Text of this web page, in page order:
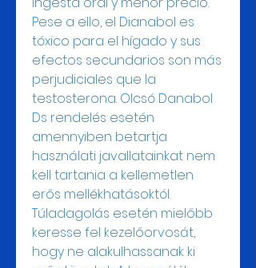
Pese a ello, el Dianabol es
tóxico para el hígado y sus
efectos secundarios son más
perjudiciales que la
testosterona. Olcsó Danabol
Ds rendelés esetén
amennyiben betartja
használati javallatainkat nem
kell tartania a kellemetlen
erős mellékhatásoktól.
Túladagolás esetén mielőbb
keresse fel kezelőorvosát,
hogy ne alakulhassanak ki